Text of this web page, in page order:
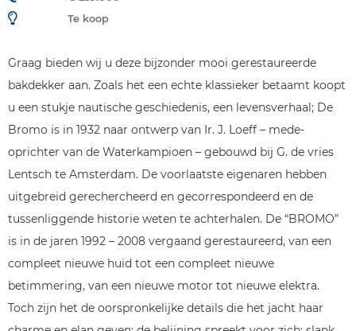
Te koop
Graag bieden wij u deze bijzonder mooi gerestaureerde
bakdekker aan. Zoals het een echte klassieker betaamt koopt
u een stukje nautische geschiedenis, een levensverhaal; De
Bromo is in 1932 naar ontwerp van Ir. J. Loeff – mede-
oprichter van de Waterkampioen – gebouwd bij G. de vries
Lentsch te Amsterdam. De voorlaatste eigenaren hebben
uitgebreid gerechercheerd en gecorrespondeerd en de
tussenliggende historie weten te achterhalen. De “BROMO”
is in de jaren 1992 – 2008 vergaand gerestaureerd, van een
compleet nieuwe huid tot een compleet nieuwe
betimmering, van een nieuwe motor tot nieuwe elektra.
Toch zijn het de oorspronkelijke details die het jacht haar